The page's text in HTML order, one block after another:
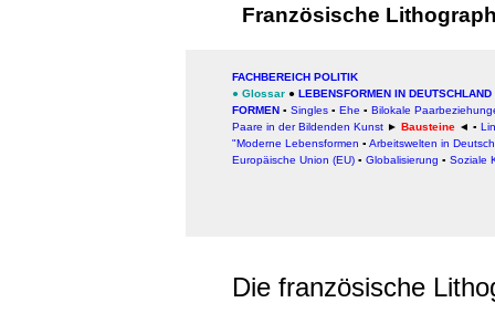
Französische
FACHBEREICH POLITIK
● Glossar ● LEBENSFORMEN IN DEUTSCHLAND
FORMEN ▪ Singles ▪ Ehe ▪ Bilokale
Paare in der Bildenden Kunst ► Bausteine ◄ ▪
"Moderne Lebensformen ▪ Arbeitswelten in
Europäische Union (EU) ▪ Globalisierung ▪ Soziale
Die französische